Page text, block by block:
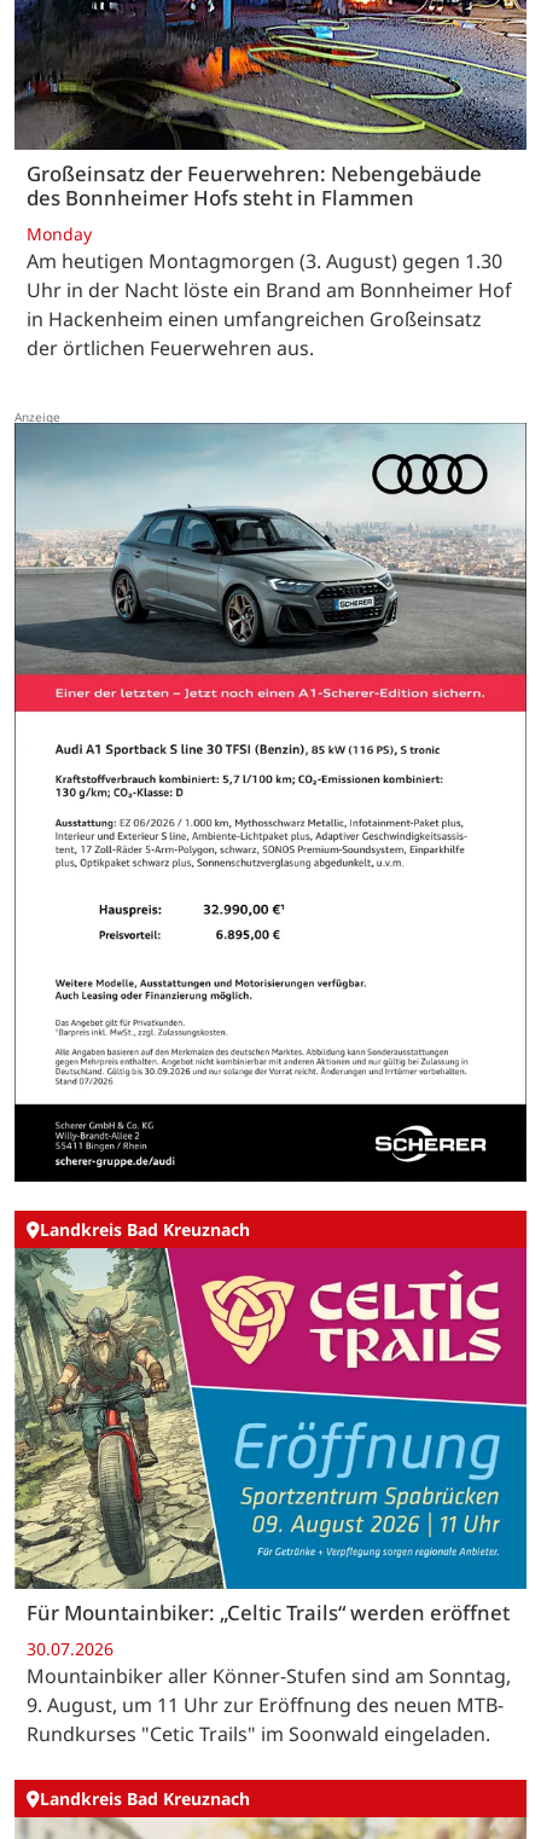
Großeinsatz der Feuerwehren: Nebengebäude
des Bonnheimer Hofs steht in Flammen
Monday
Am heutigen Montagmorgen (3. August) gegen 1.30
Uhr in der Nacht löste ein Brand am Bonnheimer Hof
in Hackenheim einen umfangreichen Großeinsatz
der örtlichen Feuerwehren aus.
Landkreis Bad Kreuznach
Für Mountainbiker: „Celtic Trails“ werden eröffnet
30.07.2026
Mountainbiker aller Könner-Stufen sind am Sonntag,
9. August, um 11 Uhr zur Eröffnung des neuen MTB-
Rundkurses "Cetic Trails" im Soonwald eingeladen.
Landkreis Bad Kreuznach